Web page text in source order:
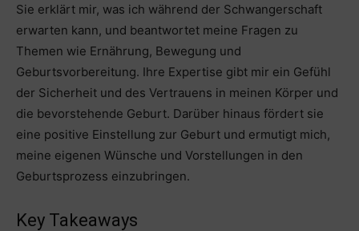
Sie erklärt mir, was ich während der Schwangerschaft
erwarten kann, und beantwortet meine Fragen zu
Themen wie Ernährung, Bewegung und
Geburtsvorbereitung. Ihre Expertise gibt mir ein Gefühl
der Sicherheit und des Vertrauens in meinen Körper und
die bevorstehende Geburt. Darüber hinaus fördert sie
eine positive Einstellung zur Geburt und ermutigt mich,
meine eigenen Wünsche und Vorstellungen in den
Geburtsprozess einzubringen.
Key Takeaways